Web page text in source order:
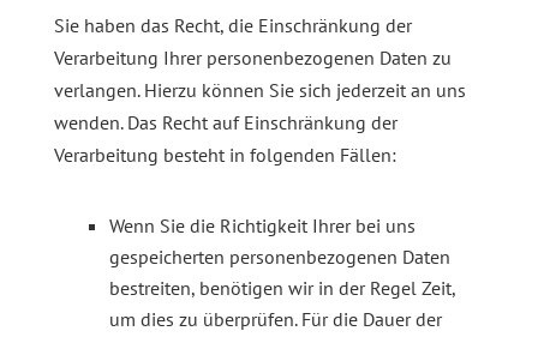
Sie haben das Recht, die Einschränkung der
Verarbeitung Ihrer personenbezogenen Daten zu
verlangen. Hierzu können Sie sich jederzeit an uns
wenden. Das Recht auf Einschränkung der
Verarbeitung besteht in folgenden Fällen:
Wenn Sie die Richtigkeit Ihrer bei uns
gespeicherten personenbezogenen Daten
bestreiten, benötigen wir in der Regel Zeit,
um dies zu überprüfen. Für die Dauer der